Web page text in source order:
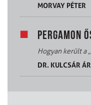
MORVAY PÉTER
PERGAMON
Hogyan került a
DR. KULCSÁR